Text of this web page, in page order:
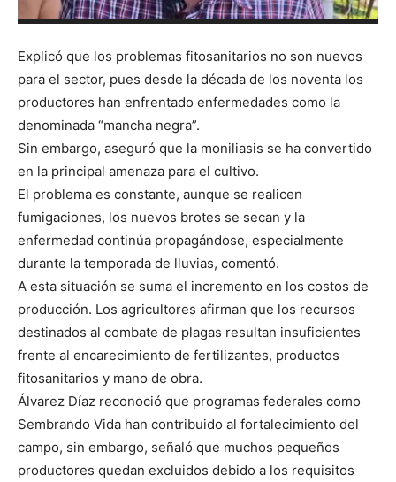
Explicó que los problemas fitosanitarios no son nuevos
para el sector, pues desde la década de los noventa los
productores han enfrentado enfermedades como la
denominada “mancha negra”.
Sin embargo, aseguró que la moniliasis se ha convertido
en la principal amenaza para el cultivo.
El problema es constante, aunque se realicen
fumigaciones, los nuevos brotes se secan y la
enfermedad continúa propagándose, especialmente
durante la temporada de lluvias, comentó.
A esta situación se suma el incremento en los costos de
producción. Los agricultores afirman que los recursos
destinados al combate de plagas resultan insuficientes
frente al encarecimiento de fertilizantes, productos
fitosanitarios y mano de obra.
Álvarez Díaz reconoció que programas federales como
Sembrando Vida han contribuido al fortalecimiento del
campo, sin embargo, señaló que muchos pequeños
productores quedan excluidos debido a los requisitos